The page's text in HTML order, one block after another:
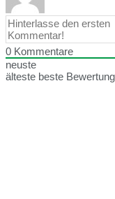
0 Kommentare
neuste
älteste beste Bewertung